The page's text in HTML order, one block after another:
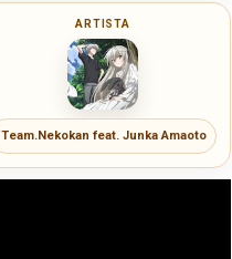
ARTISTA
Team.Nekokan feat. Junka Amaoto